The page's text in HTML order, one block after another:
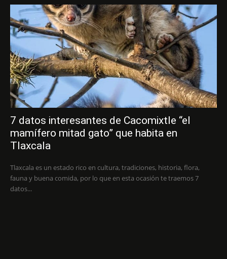
7 datos interesantes de Cacomixtle “el
mamífero mitad gato” que habita en
Tlaxcala
Tlaxcala es un estado rico en cultura, tradiciones, historia, flora,
fauna y buena comida, por lo que en esta ocasión te traemos 7
datos...